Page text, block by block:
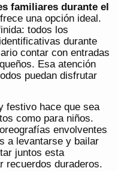
familiares durante el
una opción ideal.
todos los
durante
contar con entradas
Esa atención
puedan disfrutar
festivo hace que sea
como para niños.
envolventes
a levantarse y bailar
juntos esta
recuerdos duraderos.